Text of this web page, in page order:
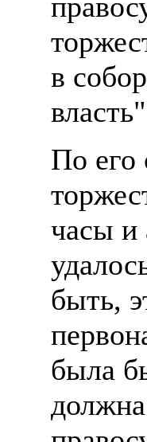
в
По его
часы и
быть,
была